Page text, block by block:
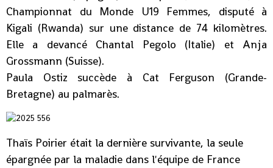
Championnat du Monde U19 Femmes, disputé à
Kigali (Rwanda) sur une distance de 74 kilomètres.
Elle a devancé Chantal Pegolo (Italie) et Anja
Grossmann (Suisse).
Paula Ostiz succède à Cat Ferguson (Grande-
Bretagne) au palmarès.
Thaïs Poirier était la dernière survivante, la seule
épargnée par la maladie dans l'équipe de France